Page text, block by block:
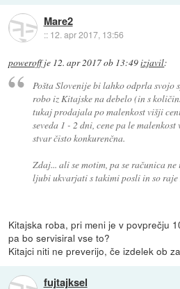
Mare2
:: 12. apr 2017, 13:56
poweroffje 12. apr 2017 ob 13:49izjavil:
Pošta Slovenije bi lahko odprla svojo
robo iz Kitajske na debelo (in s
tukaj prodajala po malenkost višji
seveda 1 - 2 dni, cene pa le
stvar čisto konkurenčna.
Zdaj... ali se motim, pa se računica ne
ljubi ukvarjati s takimi posli in so raje
Kitajska roba, pri meni je v povprečju
pa bo servisiral vse to?
Kitajci niti ne preverijo, če izdelek ob
fujtajksel